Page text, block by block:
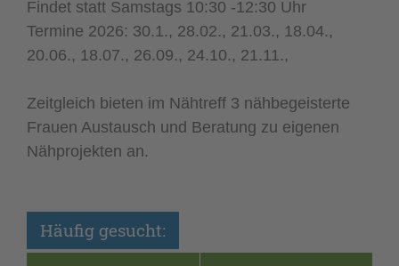
Findet statt Samstags 10:30 -12:30 Uhr
Termine 2026: 30.1., 28.02., 21.03., 18.04.,
20.06., 18.07., 26.09., 24.10., 21.11.,
Zeitgleich bieten im Nähtreff 3 nähbegeisterte
Frauen Austausch und Beratung zu eigenen
Nähprojekten an.
Häufig gesucht: